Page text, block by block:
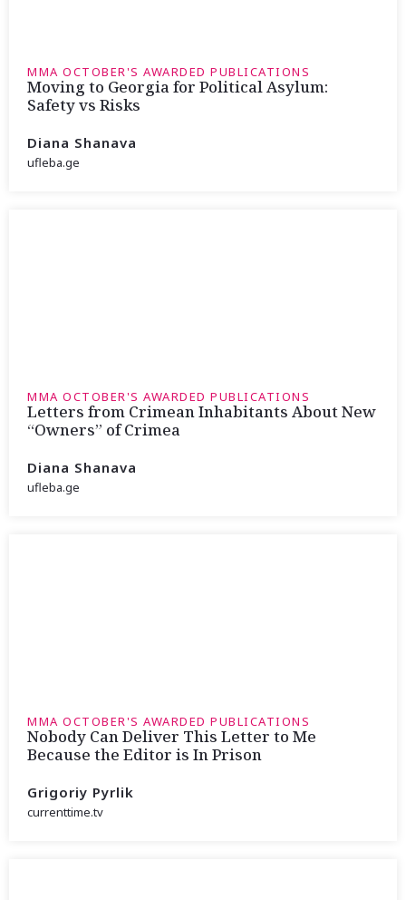
MMA OCTOBER'S AWARDED PUBLICATIONS
Moving to Georgia for Political Asylum:
Safety vs Risks
Diana Shanava
ufleba.ge
MMA OCTOBER'S AWARDED PUBLICATIONS
Letters from Crimean Inhabitants About New
“Owners” of Crimea
Diana Shanava
ufleba.ge
MMA OCTOBER'S AWARDED PUBLICATIONS
Nobody Can Deliver This Letter to Me
Because the Editor is In Prison
Grigoriy Pyrlik
currenttime.tv